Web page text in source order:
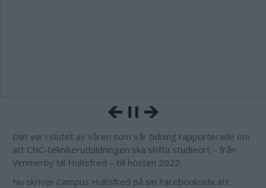
Det var i slutet av våren som vår tidning rapporterade om
att CNC-teknikerutbildningen ska skifta studieort – från
Vimmerby till Hultsfred – till hösten 2022.
Nu skriver Campus Hultsfred på sin Facebooksida att